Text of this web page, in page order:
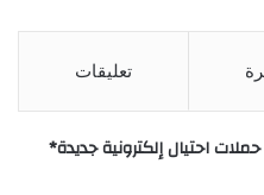
تعليقات
احتيال إلكترونية جديدة*